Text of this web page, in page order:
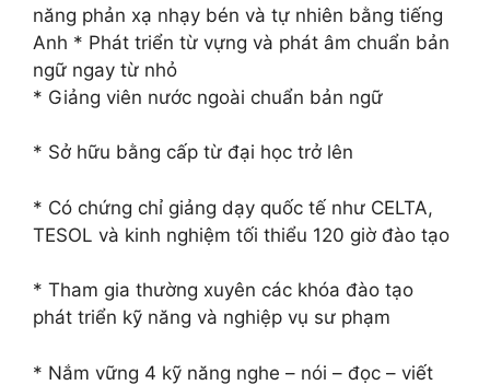
năng phản xạ nhạy bén và tự nhiên bằng tiếng
Anh * Phát triển từ vựng và phát âm chuẩn bản
ngữ ngay từ nhỏ
* Giảng viên nước ngoài chuẩn bản ngữ
* Sở hữu bằng cấp từ đại học trở lên
* Có chứng chỉ giảng dạy quốc tế như CELTA,
TESOL và kinh nghiệm tối thiểu 120 giờ đào tạo
* Tham gia thường xuyên các khóa đào tạo
phát triển kỹ năng và nghiệp vụ sư phạm
* Nắm vững 4 kỹ năng nghe – nói – đọc – viết